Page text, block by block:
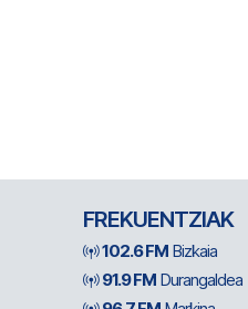
FREKUENTZIAK
102.6 FM Bizkaia
91.9 FM Durangaldea